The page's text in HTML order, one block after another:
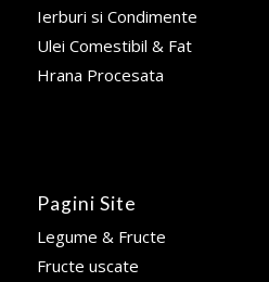
Ierburi si Condimente
Ulei Comestibil & Fat
Hrana Procesata
Pagini Site
Legume & Fructe
Fructe uscate